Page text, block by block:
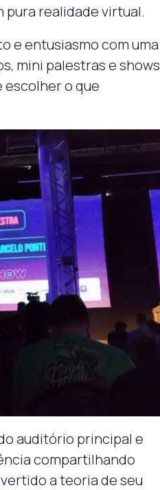
pura realidade virtual.
e entusiasmo com uma
mini palestras e shows
escolher o que
auditório principal e
compartilhando
a teoria de seu